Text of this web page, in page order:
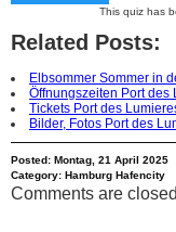
This quiz has
Related Posts:
Elbsommer Sommer in
Öffnungszeiten Port des
Tickets Port des
Bilder, Fotos Port des
Posted: Montag, 21 April 2025
Category: Hamburg Hafencity
Comments are